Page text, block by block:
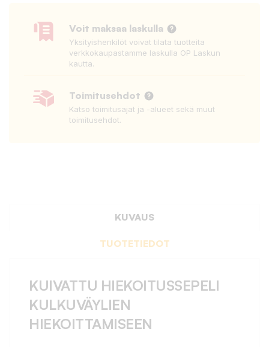
Voit maksaa laskulla
Yksityishenkilöt voivat tilata tuotteita
verkkokaupastamme laskulla OP Laskun
kautta.
Toimitusehdot
Katso toimitusajat ja -alueet sekä muut
toimitusehdot.
KUVAUS
TUOTETIEDOT
KUIVATTU HIEKOITUSSEPELI
KULKUVÄYLIEN
HIEKOITTAMISEEN